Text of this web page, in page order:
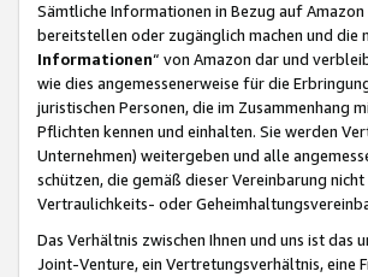
Sämtliche Informationen in Bezug auf
bereitstellen oder zugänglich machen und
Informationen“ von Amazon dar und
wie dies angemessenerweise für die
juristischen Personen, die im
Pflichten kennen und einhalten. Sie werden
Unternehmen) weitergeben und alle
schützen, die gemäß dieser Vereinbarung
Vertraulichkeits- oder
Das Verhältnis zwischen Ihnen und uns ist
Joint-Venture, ein Vertretungsverhältnis, eine